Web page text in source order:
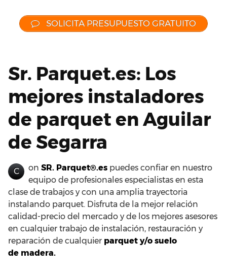
SOLICITA PRESUPUESTO GRATUITO
Sr. Parquet.es: Los
mejores instaladores
de parquet en Aguilar
de Segarra
C on SR. Parquet®.es puedes confiar en nuestro
equipo de profesionales especialistas en esta
clase de trabajos y con una amplia trayectoria
instalando parquet. Disfruta de la mejor relación
calidad-precio del mercado y de los mejores asesores
en cualquier trabajo de instalación, restauración y
reparación de cualquier parquet y/o suelo
de madera.